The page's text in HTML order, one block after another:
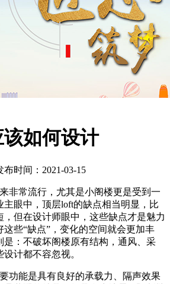
如何设计
时间：2021-03-15
非常流行，尤其是小阁楼更是受到一
主眼中，顶层loft的缺点相当明显，比
但在设计师眼中，这些缺点才是魅力
这些“缺点”，变化的空间就会更加丰
是：不破坏阁楼原有结构，通风、采
计都不容忽视。
能是具有良好的承载力、隔声效果